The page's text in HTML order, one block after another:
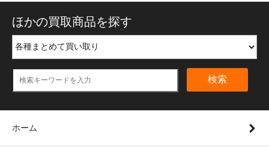
ほかの買取商品を探す
検索
ホーム